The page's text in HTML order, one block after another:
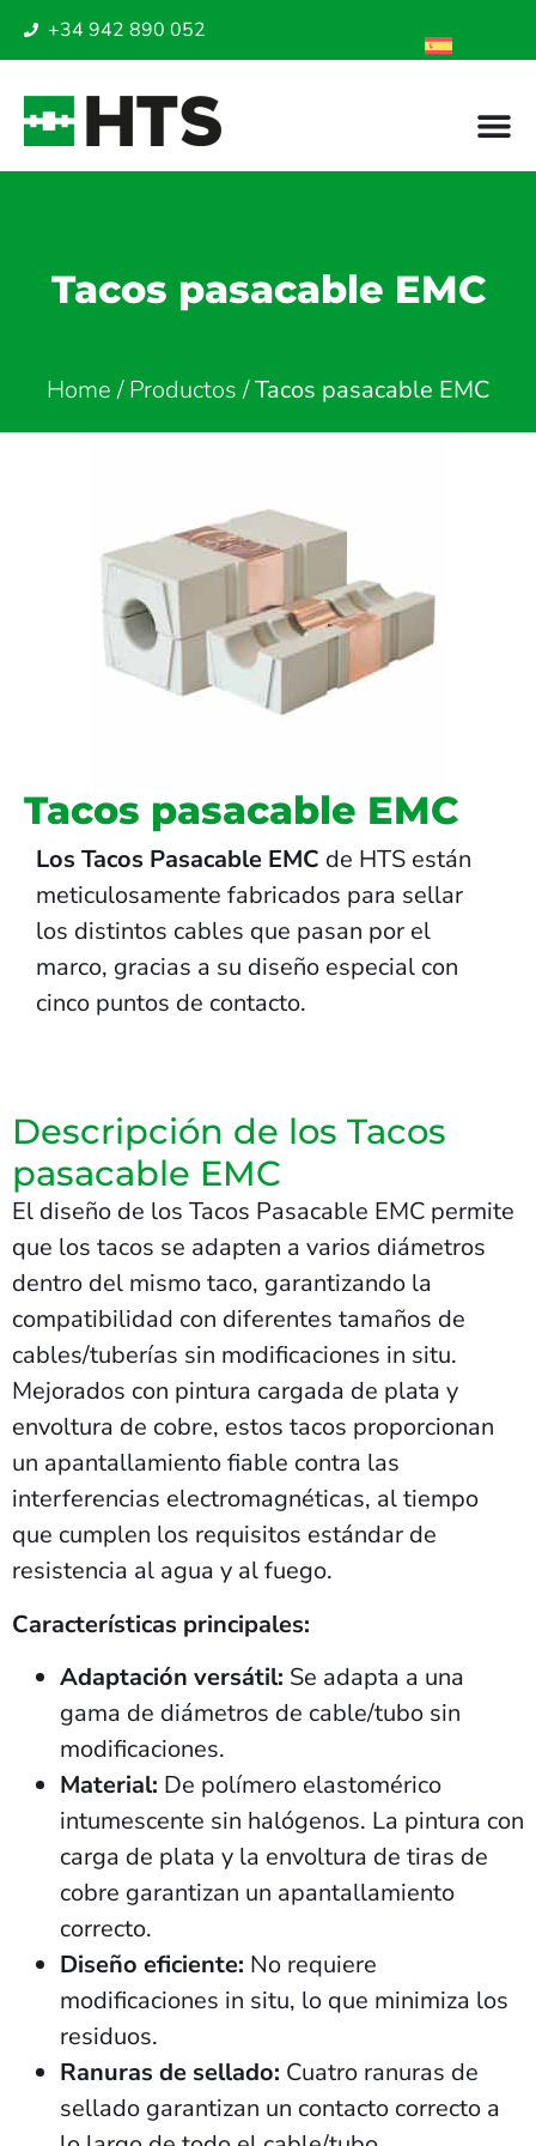
+34 942 890 052
Tacos pasacable EMC
Home/Productos/Tacos pasacable EMC
Tacos pasacable EMC
Los Tacos Pasacable EMC de HTS están
meticulosamente fabricados para sellar
los distintos cables que pasan por el
marco, gracias a su diseño especial con
cinco puntos de contacto.
Descripción de los Tacos
pasacable EMC
El diseño de los Tacos Pasacable EMC permite
que los tacos se adapten a varios diámetros
dentro del mismo taco, garantizando la
compatibilidad con diferentes tamaños de
cables/tuberías sin modificaciones in situ.
Mejorados con pintura cargada de plata y
envoltura de cobre, estos tacos proporcionan
un apantallamiento fiable contra las
interferencias electromagnéticas, al tiempo
que cumplen los requisitos estándar de
resistencia al agua y al fuego.
Características principales:
Adaptación versátil: Se adapta a una
gama de diámetros de cable/tubo sin
modificaciones.
Material: De polímero elastomérico
intumescente sin halógenos. La pintura con
carga de plata y la envoltura de tiras de
cobre garantizan un apantallamiento
correcto.
Diseño eficiente: No requiere
modificaciones in situ, lo que minimiza los
residuos.
Ranuras de sellado: Cuatro ranuras de
sellado garantizan un contacto correcto a